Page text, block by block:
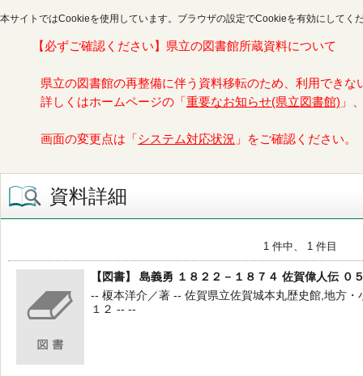
本サイトではCookieを使用しています。ブラウザの設定でCookieを有効にしてく
【必ずご確認ください】県立の図書館所蔵資料について
県立の図書館の再整備に伴う資料移転のため、利用できな
詳しくはホームページの「 重要なお知らせ(県立図書館) 」
画面の変更点は「 システム対応状況 」をご確認ください。
資料詳細
1 件中、 1 件目
【図書】 島義勇 １８２２－１８７４ 佐賀偉人伝 ０
-- 榎本洋介／著 -- 佐賀県立佐賀城本丸歴史館,地方
１２ -- --